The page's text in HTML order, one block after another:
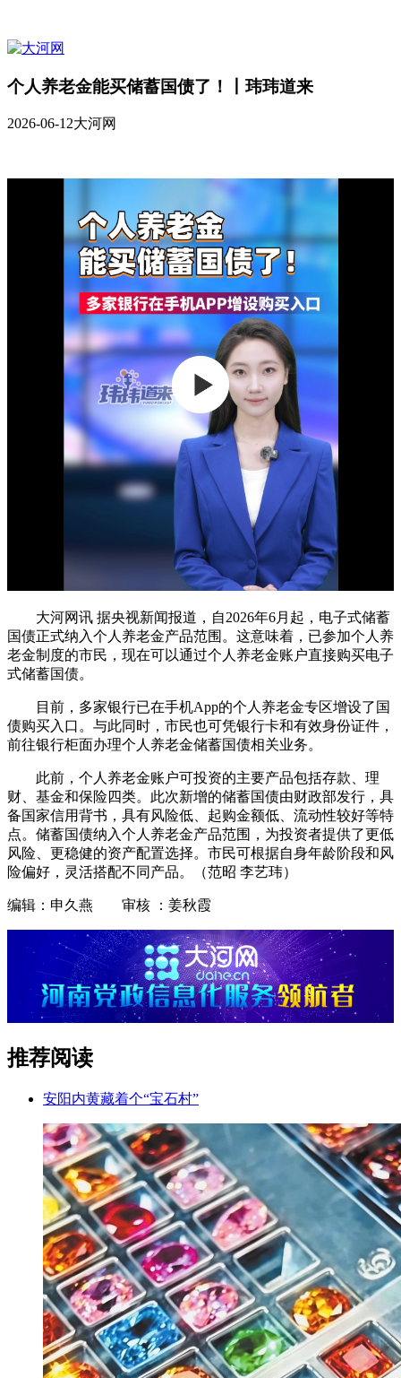
个人养老金能买储蓄国债了！丨玮玮道来
2026-06-12大河网
大河网讯 据央视新闻报道，自2026年6月起，电子式储蓄
国债正式纳入个人养老金产品范围。这意味着，已参加个人养
老金制度的市民，现在可以通过个人养老金账户直接购买电子
式储蓄国债。
目前，多家银行已在手机App的个人养老金专区增设了国
债购买入口。与此同时，市民也可凭银行卡和有效身份证件，
前往银行柜面办理个人养老金储蓄国债相关业务。
此前，个人养老金账户可投资的主要产品包括存款、理
财、基金和保险四类。此次新增的储蓄国债由财政部发行，具
备国家信用背书，具有风险低、起购金额低、流动性较好等特
点。储蓄国债纳入个人养老金产品范围，为投资者提供了更低
风险、更稳健的资产配置选择。市民可根据自身年龄阶段和风
险偏好，灵活搭配不同产品。（范昭 李艺玮）
编辑：申久燕 审核 ：姜秋霞
推荐阅读
安阳内黄藏着个“宝石村”